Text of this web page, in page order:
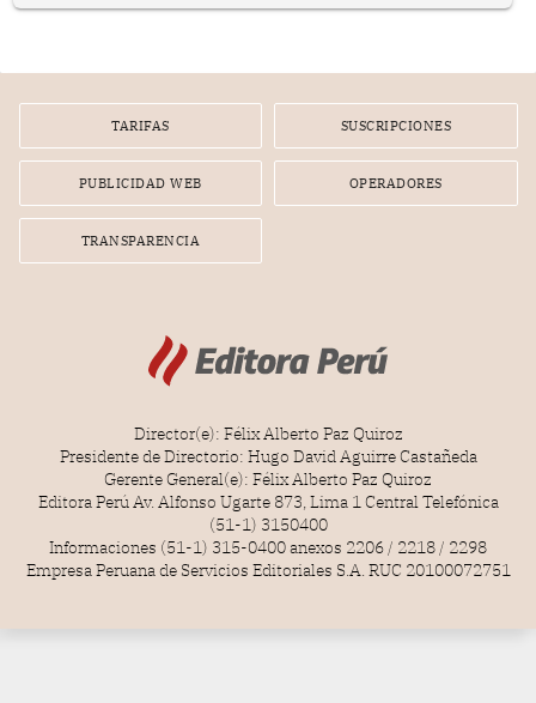
TARIFAS SUSCRIPCIONES
PUBLICIDAD WEB OPERADORES
TRANSPARENCIA
Director(e): Félix Alberto Paz Quiroz
Presidente de Directorio: Hugo David Aguirre Castañeda
Gerente General(e): Félix Alberto Paz Quiroz
Editora Perú Av. Alfonso Ugarte 873, Lima 1 Central Telefónica
(51-1) 3150400
Informaciones (51-1) 315-0400 anexos 2206 / 2218 / 2298
Empresa Peruana de Servicios Editoriales S.A. RUC 20100072751